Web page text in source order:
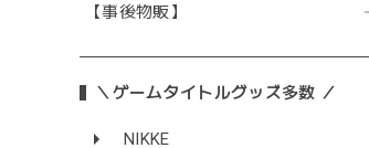
【事後物販】
＼ゲームタイトルグッズ多数 ／
NIKKE